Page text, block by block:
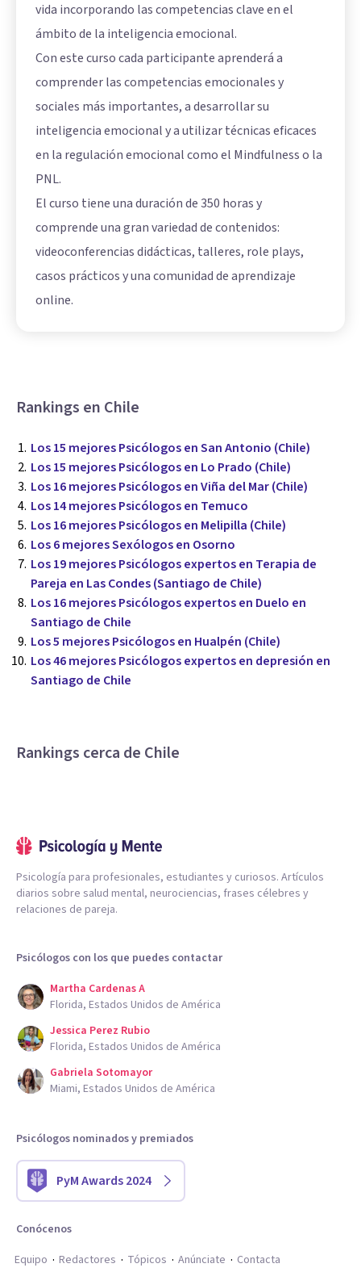
vida incorporando las competencias clave en el
ámbito de la inteligencia emocional.
Con este curso cada participante aprenderá a
comprender las competencias emocionales y
sociales más importantes, a desarrollar su
inteligencia emocional y a utilizar técnicas eficaces
en la regulación emocional como el Mindfulness o la
PNL.
El curso tiene una duración de 350 horas y
comprende una gran variedad de contenidos:
videoconferencias didácticas, talleres, role plays,
casos prácticos y una comunidad de aprendizaje
online.
Rankings en Chile
Los 15 mejores Psicólogos en San Antonio (Chile)
Los 15 mejores Psicólogos en Lo Prado (Chile)
Los 16 mejores Psicólogos en Viña del Mar (Chile)
Los 14 mejores Psicólogos en Temuco
Los 16 mejores Psicólogos en Melipilla (Chile)
Los 6 mejores Sexólogos en Osorno
Los 19 mejores Psicólogos expertos en Terapia de
Pareja en Las Condes (Santiago de Chile)
Los 16 mejores Psicólogos expertos en Duelo en
Santiago de Chile
Los 5 mejores Psicólogos en Hualpén (Chile)
Los 46 mejores Psicólogos expertos en depresión en
Santiago de Chile
Rankings cerca de Chile
Psicología para profesionales, estudiantes y curiosos. Artículos
diarios sobre salud mental, neurociencias, frases célebres y
relaciones de pareja.
Psicólogos con los que puedes contactar
Martha Cardenas A
Florida, Estados Unidos de América
Jessica Perez Rubio
Florida, Estados Unidos de América
Gabriela Sotomayor
Miami, Estados Unidos de América
Psicólogos nominados y premiados
PyM Awards 2024
Conócenos
Equipo
Redactores Tópicos Anúnciate Contacta